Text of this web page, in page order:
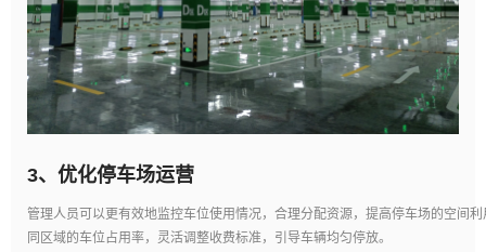
3、 优化停车场运营
管理人员可以更有效地监控车位使用情况，合理分配资源，提高停车场的空间
同区域的车位占用率，灵活调整收费标准，引导车辆均匀停放。